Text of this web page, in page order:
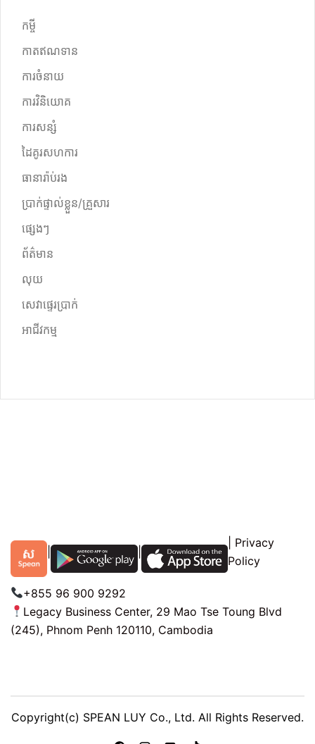
កម្ចី
កាតឥណទាន
ការចំនាយ
ការវិនិយោគ
ការសន្សំ
ដៃគូរសហការ
ធានារ៉ាប់រង
ប្រាក់ផ្ទាល់ខ្លួន/គ្រួសារ
ផ្សេងៗ
ព័ត៌មាន
លុយ
សេវាផ្ទេរប្រាក់
អាជីវកម្ម
| |
Privacy
Policy
+855 96 900 9292
Legacy Business Center, 29 Mao Tse Toung Blvd
(245), Phnom Penh 120110, Cambodia
Copyright(c) SPEAN LUY Co., Ltd. All Rights Reserved.